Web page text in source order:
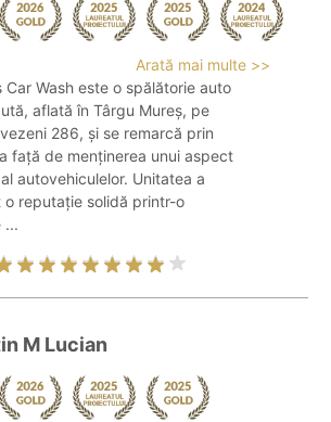
Arată mai multe >>
Car Wash este o spălătorie auto
aflată în Târgu Mureș, pe
286, și se remarcă prin
față de menținerea unui aspect
autovehiculelor. Unitatea a
o reputație solidă printr-o
...
M Lucian